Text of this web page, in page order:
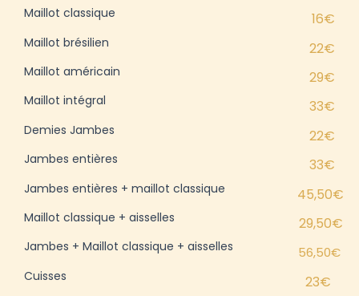
Maillot classique 16€
Maillot brésilien 22€
Maillot américain 29€
Maillot intégral 33€
Demies Jambes 22€
Jambes entières 33€
Jambes entières + maillot classique 45,50€
Maillot classique + aisselles 29,50€
Jambes + Maillot classique + aisselles 56,50€
Cuisses 23€